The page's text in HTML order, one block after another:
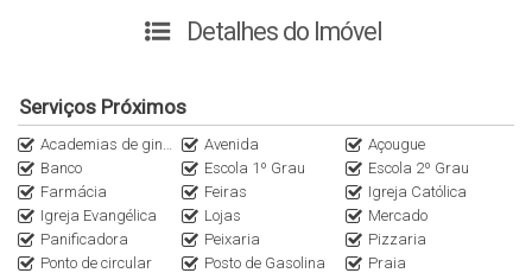
acabamento de altíssimo padrão
hobby box privativo
elevador com resgate automático por torre
espaço goumert
piscinas adulto e infantil
salão de festas e jogos
Detalhes do Imóvel
Serviços Próximos
Academias de ginástica Avenida
Açougue
Banco
Escola 1º Grau
Escola 2º Grau
Farmácia
Feiras
Igreja Católica
Igreja Evangélica
Lojas
Mercado
Panificadora
Peixaria
Pizzaria
Ponto de circular
Posto de Gasolina
Praia